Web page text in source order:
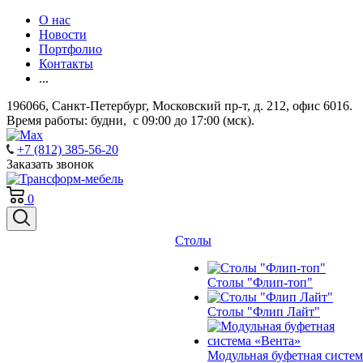
О нас
Новости
Портфолио
Контакты
...
196066, Санкт-Петербург, Московский пр-т, д. 212, офис 6016.
Время работы: будни, с 09:00 до 17:00 (мск).
+7 (812) 385-56-20
Заказать звонок
0
Столы
Столы "Флип-топ"
Столы "Флип Лайт"
Модульная буфетная